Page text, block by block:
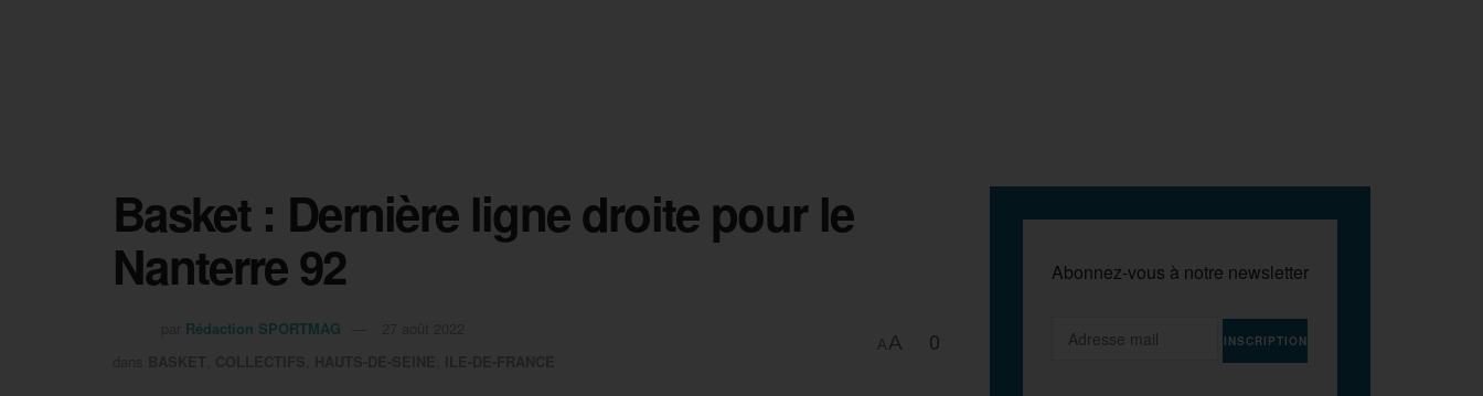
Basket : Dernière ligne droite pour le
Nanterre 92
Rédaction SPORTMAG
A A 0
Abonnez-vous à notre newsletter